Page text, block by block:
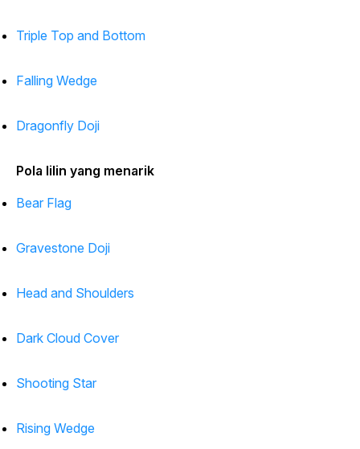
Triple Top and Bottom
Falling Wedge
Dragonfly Doji
Pola lilin yang menarik
Bear Flag
Gravestone Doji
Head and Shoulders
Dark Cloud Cover
Shooting Star
Rising Wedge